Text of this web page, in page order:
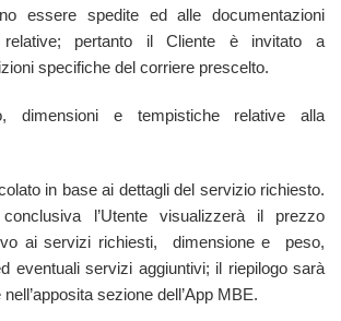
essere spedite ed alle documentazioni
relative; pertanto il Cliente è invitato a
specifiche del corriere prescelto.
dimensioni e tempistiche relative alla
in base ai dettagli del servizio richiesto.
l’Utente visualizzerà il prezzo
ai servizi richiesti, dimensione e peso,
eventuali servizi aggiuntivi; il riepilogo sarà
sezione dell’App MBE.